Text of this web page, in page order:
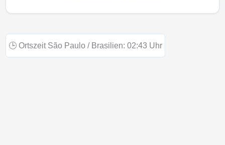
🕒 Ortszeit São Paulo / Brasilien: 02:43 Uhr